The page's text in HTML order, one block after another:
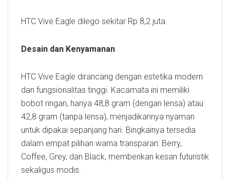
HTC Vive Eagle dilego sekitar Rp 8,2 juta.
Desain dan Kenyamanan
HTC Vive Eagle dirancang dengan estetika modern
dan fungsionalitas tinggi. Kacamata ini memiliki
bobot ringan, hanya 48,8 gram (dengan lensa) atau
42,8 gram (tanpa lensa), menjadikannya nyaman
untuk dipakai sepanjang hari. Bingkainya tersedia
dalam empat pilihan warna transparan: Berry,
Coffee, Grey, dan Black, memberikan kesan futuristik
sekaligus modis.